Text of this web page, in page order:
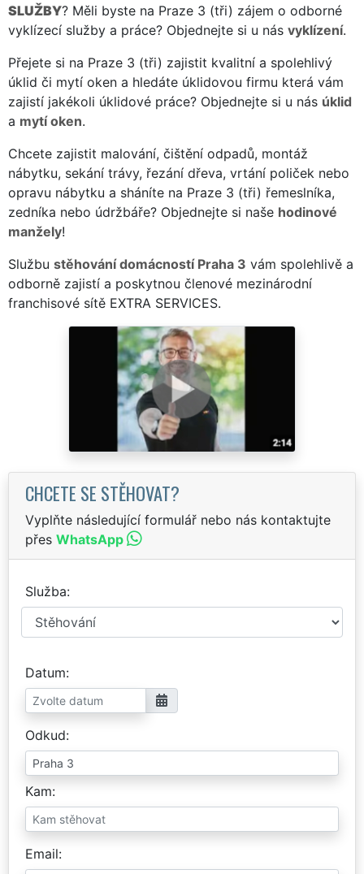
SLUŽBY? Měli byste na Praze 3 (tři) zájem o odborné
vyklízecí služby a práce? Objednejte si u nás vyklízení.
Přejete si na Praze 3 (tři) zajistit kvalitní a spolehlivý
úklid či mytí oken a hledáte úklidovou firmu která vám
zajistí jakékoli úklidové práce? Objednejte si u nás úklid
a mytí oken.
Chcete zajistit malování, čištění odpadů, montáž
nábytku, sekání trávy, řezání dřeva, vrtání poliček nebo
opravu nábytku a sháníte na Praze 3 (tři) řemeslníka,
zedníka nebo údržbáře? Objednejte si naše hodinové
manžely!
Službu stěhování domácností Praha 3 vám spolehlivě a
odborně zajistí a poskytnou členové mezinárodní
franchisové sítě EXTRA SERVICES.
CHCETE SE STĚHOVAT?
Vyplňte následující formulář nebo nás kontaktujte
přes WhatsApp
Služba
Datum
Odkud
Kam
Email